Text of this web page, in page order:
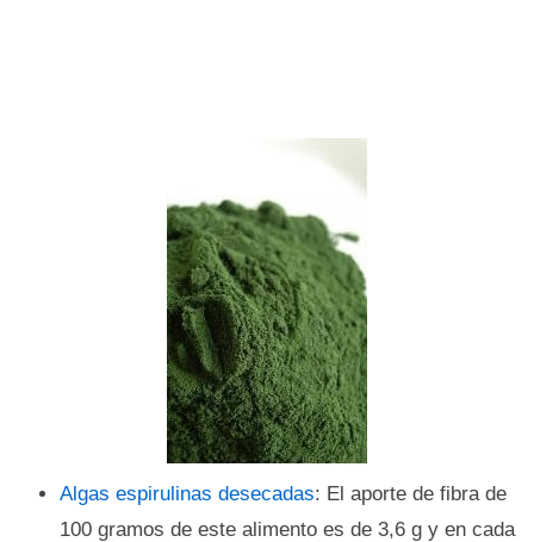
Algas espirulinas desecadas: El aporte de fibra de
100 gramos de este alimento es de 3,6 g y en cada